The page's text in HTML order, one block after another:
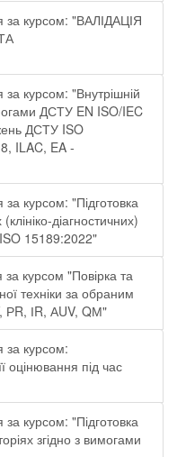
за курсом: "ВАЛІДАЦІЯ
курсом: "Внутрішній
ДСТУ EN ISO/IEC
ДСТУ ISO
ILAC, EA -
курсом: "Підготовка
діагностичних)
15189:2022"
курсом "Повірка та
техніки за обраним
ІR, АUV, QМ"
за курсом:
оцінювання під час
курсом: "Підготовка
згідно з вимогами